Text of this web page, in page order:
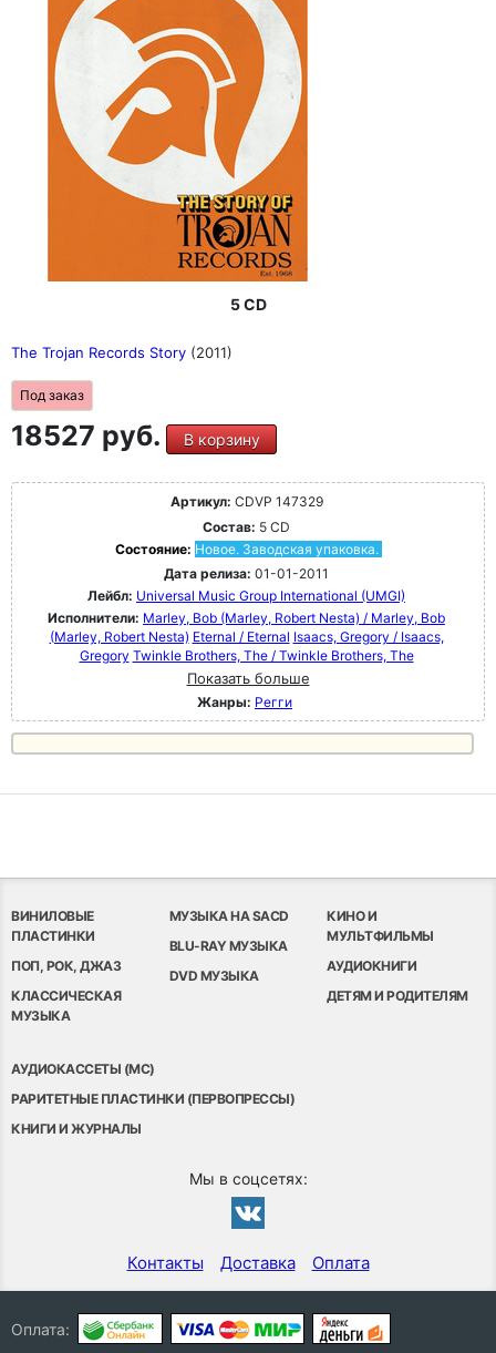
5 CD
The Trojan Records Story (2011)
Под заказ
18527 руб. В корзину
Артикул: CDVP 147329
Состав: 5 CD
Состояние: Новое. Заводская упаковка.
Дата релиза: 01-01-2011
Лейбл: Universal Music Group International (UMGI)
Исполнители: Marley, Bob (Marley, Robert Nesta) / Marley, Bob
(Marley, Robert Nesta) Eternal / Eternal Isaacs, Gregory / Isaacs,
Gregory Twinkle Brothers, The / Twinkle Brothers, The
Показать больше
Жанры: Регги
ВИНИЛОВЫЕ
ПЛАСТИНКИ
ПОП, РОК, ДЖАЗ
КЛАССИЧЕСКАЯ
МУЗЫКА
МУЗЫКА НА SACD
BLU-RAY МУЗЫКА
DVD МУЗЫКА
КИНО И
МУЛЬТФИЛЬМЫ
АУДИОКНИГИ
ДЕТЯМ И РОДИТЕЛЯМ
АУДИОКАССЕТЫ (MC)
РАРИТЕТНЫЕ ПЛАСТИНКИ (ПЕРВОПРЕССЫ)
КНИГИ И ЖУРНАЛЫ
Мы в соцсетях:
Контакты Доставка Оплата
Оплата: